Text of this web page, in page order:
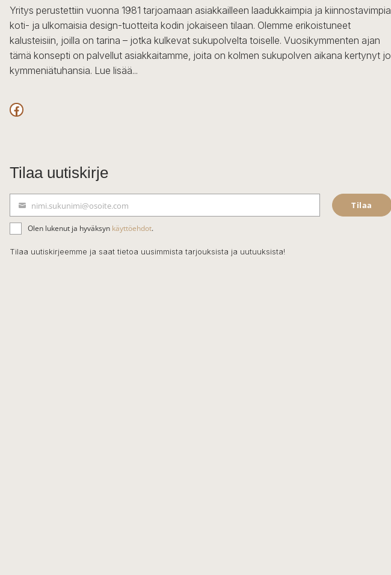
Yritys perustettiin vuonna 1981 tarjoamaan asiakkailleen laadukkaimpia ja kiinnostavimpia
koti- ja ulkomaisia design-tuotteita kodin jokaiseen tilaan. Olemme erikoistuneet
kalusteisiin, joilla on tarina – jotka kulkevat sukupolvelta toiselle. Vuosikymmenten ajan
tämä konsepti on palvellut asiakkaitamme, joita on kolmen sukupolven aikana kertynyt jo
kymmeniätuhansia. Lue lisää...
Facebook
Tilaa uutiskirje
ä
h
k
nimi.sukunimi@osoite.com Tilaa
Olen lukenut ja hyväksyn käyttöehdot.
Tilaa uutiskirjeemme ja saat tietoa uusimmista tarjouksista ja uutuuksista!